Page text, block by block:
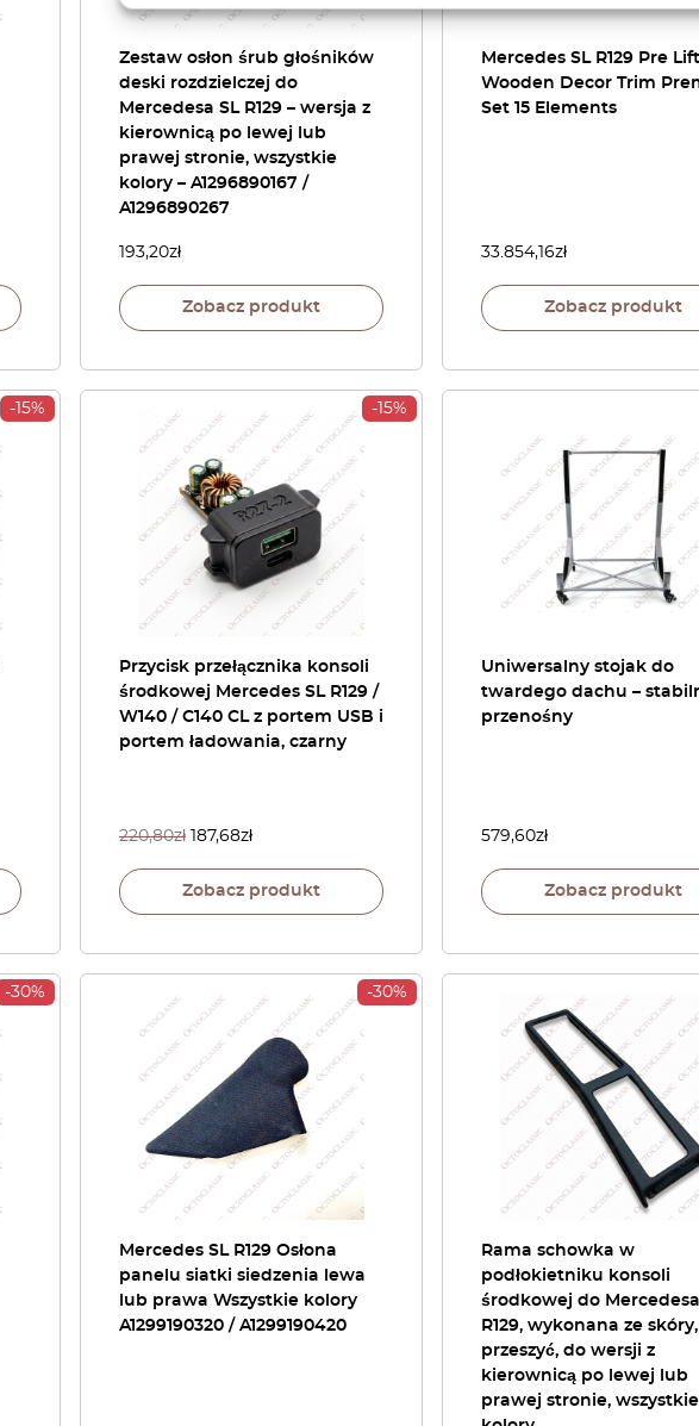
Zestaw osłon śrub głośników
deski rozdzielczej do
Mercedesa SL R129 – wersja z
kierownicą po lewej lub
prawej stronie, wszystkie
kolory – A1296890167 /
A1296890267
193,20zł
Zobacz produkt
Mercedes SL R129 Pre Lift
Wooden Decor Trim
Set 15 Elements
33.854,16zł
Zobacz produkt
-15% -15%
Przycisk przełącznika konsoli
środkowej Mercedes SL R129 /
W140 / C140 CL z portem USB i
portem ładowania, czarny
220,80zł 187,68zł
Zobacz produkt
Uniwersalny stojak do
twardego dachu –
przenośny
579,60zł
Zobacz produkt
-30% -30%
Mercedes SL R129 Osłona
panelu siatki siedzenia lewa
lub prawa Wszystkie kolory
A1299190320 / A1299190420
Rama schowka w
podłokietniku konsoli
środkowej do
R129, wykonana ze
przeszyć, do wersji z
kierownicą po lewej lub
prawej stronie, wszystkie